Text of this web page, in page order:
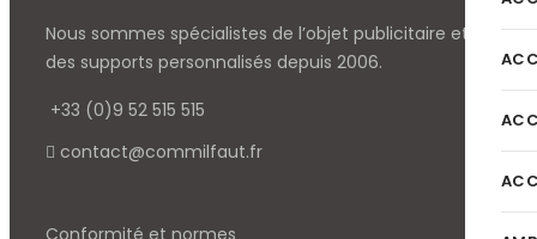
Nous sommes spécialistes de l’objet publicitaire et
des supports personnalisés depuis 2006.
+33 (0)9 52 515 515
contact@commilfaut.fr